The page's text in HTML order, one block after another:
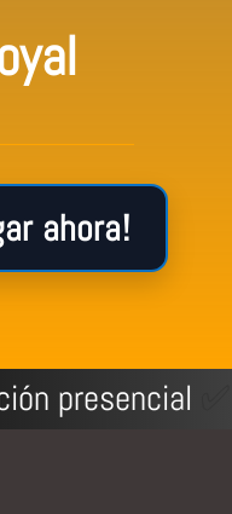
ahora!
presencial